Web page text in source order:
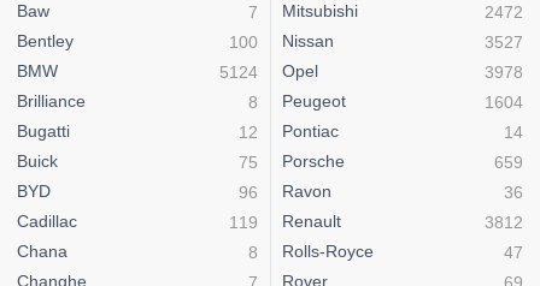
Baw
7
Bentley
100
BMW
5124
Brilliance
8
Bugatti
12
Buick
75
BYD
96
Cadillac
119
Chana
8
Changhe
Mitsubishi
2472
Nissan
3527
Opel
3978
Peugeot
1604
Pontiac
14
Porsche
659
Ravon
36
Renault
3812
Rolls-Royce
47
Rover